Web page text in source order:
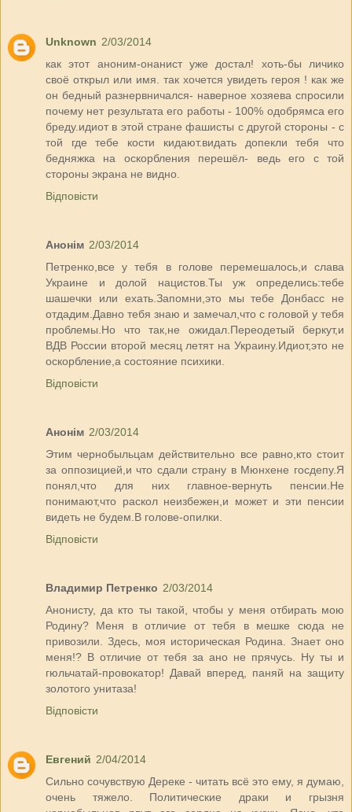
Unknown 2/03/2014
как этот аноним-онанист уже достал! хоть-бы личико
своё открыл или имя. так хочется увидеть героя ! как же
он бедный разнервничался- наверное хозяева спросили
почему нет результата его работы - 100% одобрямса его
бреду.идиот в этой стране фашисты с другой стороны - с
той где тебе кости кидают.видать допекли тебя что
бедняжка на оскорбления перешёл- ведь его с той
стороны экрана не видно.
Відповісти
Анонім 2/03/2014
Петренко,все у тебя в голове перемешалось,и слава
Украине и долой нацистов.Ты уж определись:тебе
шашечки или ехать.Запомни,это мы тебе Донбасс не
отдадим.Давно тебя знаю и замечал,что с головой у тебя
проблемы.Но что так,не ожидал.Переодетый беркут,и
ВДВ России второй месяц летят на Украину.Идиот,это не
оскорбление,а состояние психики.
Відповісти
Анонім 2/03/2014
Этим чернобыльцам действительно все равно,кто стоит
за оппозицией,и что сдали страну в Мюнхене госдепу.Я
понял,что для них главное-вернуть пенсии.Не
понимают,что раскол неизбежен,и может и эти пенсии
видеть не будем.В голове-опилки.
Відповісти
Владимир Петренко 2/03/2014
Анонисту, да кто ты такой, чтобы у меня отбирать мою
Родину? Меня в отличие от тебя в мешке сюда не
привозили. Здесь, моя историческая Родина. Знает оно
меня!? В отличие от тебя за ано не прячусь. Ну ты и
гюльчатай-провокатор! Давай вперед, паняй на защиту
золотого унитаза!
Відповісти
Евгений 2/04/2014
Сильно сочувствую Дереке - читать всё это ему, я думаю,
очень тяжело. Политические драки и грызня